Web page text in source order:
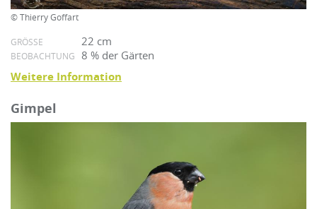
© Thierry Goffart
GRÖSSE 22 cm
BEOBACHTUNG 8 % der Gärten
Weitere Information
Gimpel